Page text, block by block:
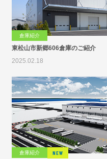
倉庫紹介
東松山市新郷606倉庫のご紹介
2025.02.18
倉庫紹介 NEW